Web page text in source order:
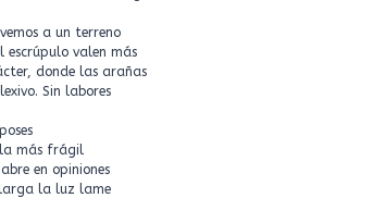
a un terreno
valen más
donde las arañas
Sin labores
más frágil
en opiniones
la luz lame